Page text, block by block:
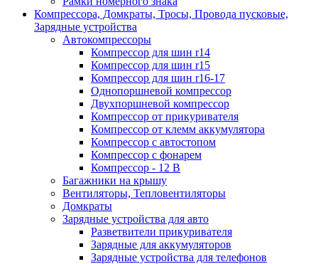
Компрессора, Домкраты, Тросы, Провода пусковые,
Зарядные устройства
Автокомпрессоры
Компрессор для шин r14
Компрессор для шин r15
Компрессор для шин r16-17
Однопоршневой компрессор
Двухпоршневой компрессор
Компрессор от прикуривателя
Компрессор от клемм аккумулятора
Компрессор с автостопом
Компрессор с фонарем
Компрессор - 12 В
Багажники на крышу
Вентиляторы, Тепловентиляторы
Домкраты
Зарядные устройства для авто
Разветвители прикуривателя
Зарядные для аккумуляторов
Зарядные устройства для телефонов